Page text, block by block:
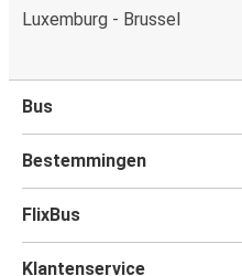
Luxemburg - Brussel
Bus
Bestemmingen
FlixBus
Klantenservice